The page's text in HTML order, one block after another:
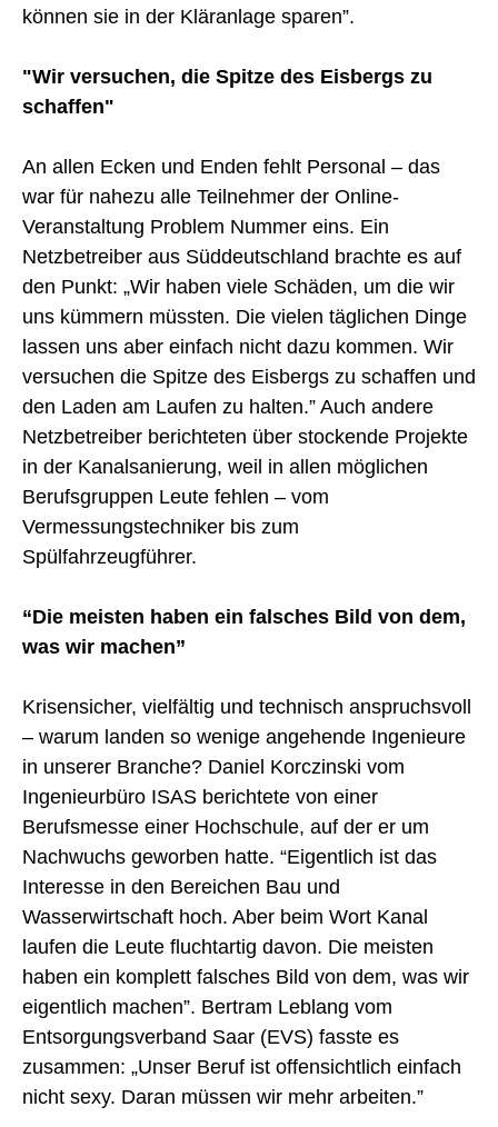
können sie in der Kläranlage sparen”.
"Wir versuchen, die Spitze des Eisbergs zu
schaffen"
An allen Ecken und Enden fehlt Personal – das
war für nahezu alle Teilnehmer der Online-
Veranstaltung Problem Nummer eins. Ein
Netzbetreiber aus Süddeutschland brachte es auf
den Punkt: „Wir haben viele Schäden, um die wir
uns kümmern müssten. Die vielen täglichen Dinge
lassen uns aber einfach nicht dazu kommen. Wir
versuchen die Spitze des Eisbergs zu schaffen und
den Laden am Laufen zu halten.” Auch andere
Netzbetreiber berichteten über stockende Projekte
in der Kanalsanierung, weil in allen möglichen
Berufsgruppen Leute fehlen – vom
Vermessungstechniker bis zum
Spülfahrzeugführer.
“Die meisten haben ein falsches Bild von dem,
was wir machen”
Krisensicher, vielfältig und technisch anspruchsvoll
– warum landen so wenige angehende Ingenieure
in unserer Branche? Daniel Korczinski vom
Ingenieurbüro ISAS berichtete von einer
Berufsmesse einer Hochschule, auf der er um
Nachwuchs geworben hatte. “Eigentlich ist das
Interesse in den Bereichen Bau und
Wasserwirtschaft hoch. Aber beim Wort Kanal
laufen die Leute fluchtartig davon. Die meisten
haben ein komplett falsches Bild von dem, was wir
eigentlich machen”. Bertram Leblang vom
Entsorgungsverband Saar (EVS) fasste es
zusammen: „Unser Beruf ist offensichtlich einfach
nicht sexy. Daran müssen wir mehr arbeiten.”